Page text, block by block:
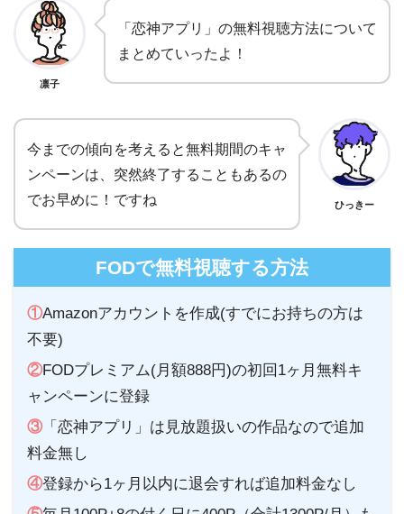
凛子
「恋神アプリ」の無料視聴方法について
まとめていったよ！
今までの傾向を考えると無料期間のキャ
ンペーンは、突然終了することもあるの
でお早めに！ですね
ひっきー
FODで無料視聴する方法
①Amazonアカウントを作成(すでにお持ちの方は
不要)
②FODプレミアム(月額888円)の初回1ヶ月無料キ
ャンペーンに登録
③ 「恋神アプリ」は見放題扱いの作品なので追加
料金無し
④登録から1ヶ月以内に退会すれば追加料金なし